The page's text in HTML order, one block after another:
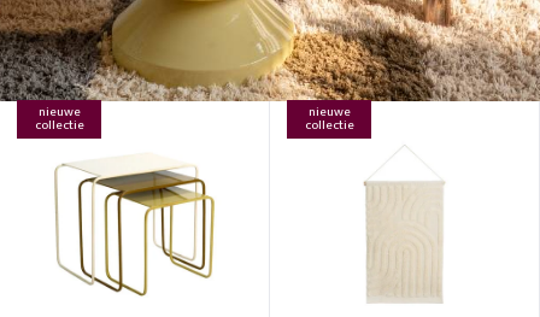
nieuwe
collectie
nieuwe
collectie